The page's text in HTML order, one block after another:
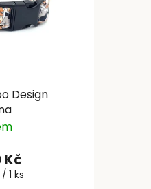
Design
Kč
1 ks